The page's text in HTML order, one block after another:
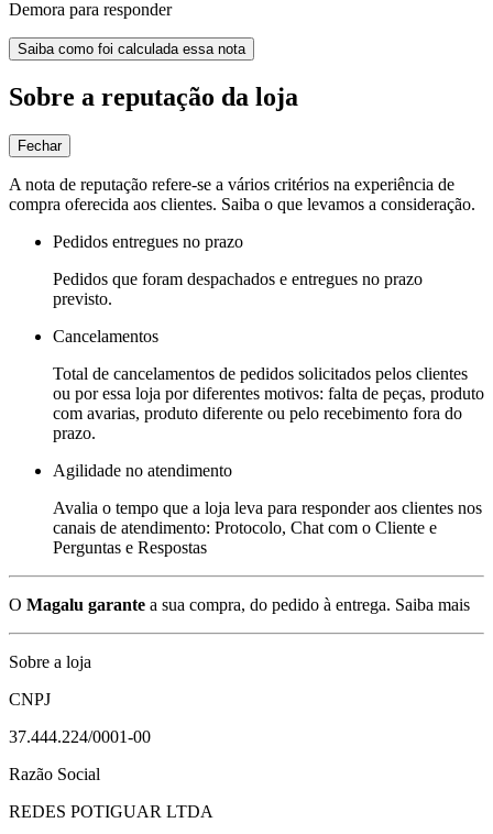
Demora para responder
Saiba como foi calculada essa nota
Sobre a reputação da loja
Fechar
A nota de reputação refere-se a vários critérios na experiência de
compra oferecida aos clientes. Saiba o que levamos a consideração.
Pedidos entregues no prazo
Pedidos que foram despachados e entregues no prazo
previsto.
Cancelamentos
Total de cancelamentos de pedidos solicitados pelos clientes
ou por essa loja por diferentes motivos: falta de peças, produto
com avarias, produto diferente ou pelo recebimento fora do
prazo.
Agilidade no atendimento
Avalia o tempo que a loja leva para responder aos clientes nos
canais de atendimento: Protocolo, Chat com o Cliente e
Perguntas e Respostas
O Magalu garante a sua compra, do pedido à entrega. Saiba mais
Sobre a loja
CNPJ
37.444.224/0001-00
Razão Social
REDES POTIGUAR LTDA